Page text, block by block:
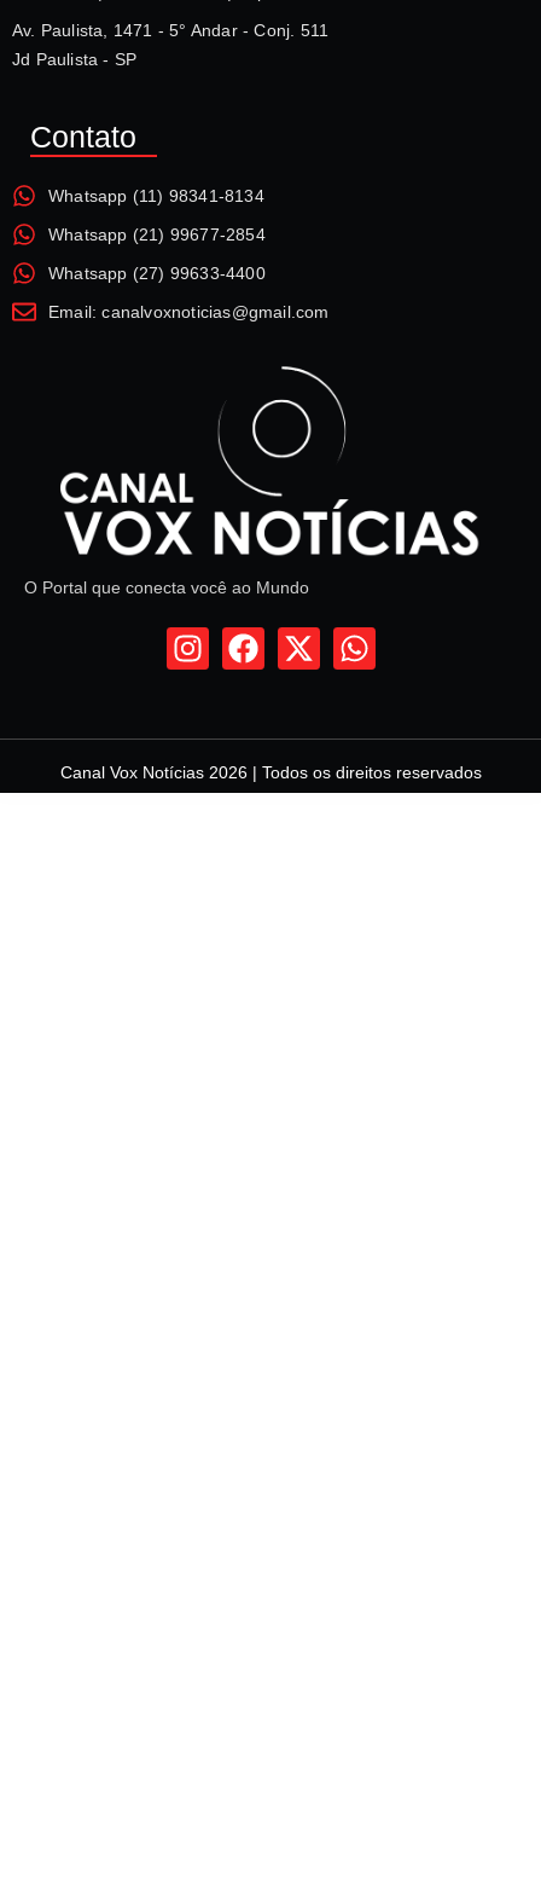
Av. Paulista, 1471 - 5° Andar - Conj. 511
Jd Paulista - SP
Contato
Whatsapp (11) 98341-8134
Whatsapp (21) 99677-2854
Whatsapp (27) 99633-4400
Email: canalvoxnoticias@gmail.com
O Portal que conecta você ao Mundo
Canal Vox Notícias 2026 | Todos os direitos reservados